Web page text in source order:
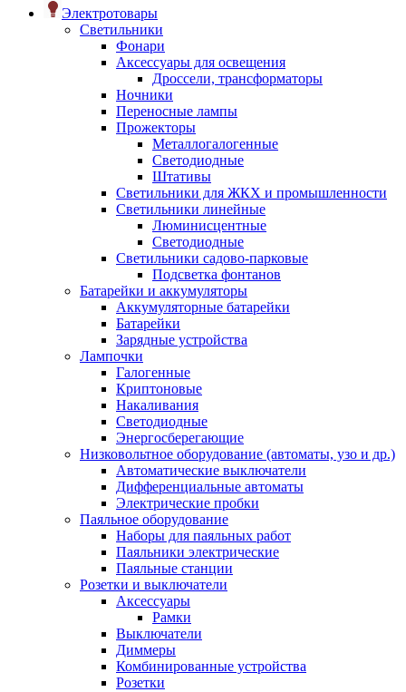
Электротовары
Светильники
Фонари
Аксессуары для освещения
Дроссели, трансформаторы
Ночники
Переносные лампы
Прожекторы
Металлогалогенные
Светодиодные
Штативы
Светильники для ЖКХ и промышленности
Светильники линейные
Люминисцентные
Светодиодные
Светильники садово-парковые
Подсветка фонтанов
Батарейки и аккумуляторы
Аккумуляторные батарейки
Батарейки
Зарядные устройства
Лампочки
Галогенные
Криптоновые
Накаливания
Светодиодные
Энергосберегающие
Низковольтное оборудование (автоматы, узо и др.)
Автоматические выключатели
Дифференциальные автоматы
Электрические пробки
Паяльное оборудование
Наборы для паяльных работ
Паяльники электрические
Паяльные станции
Розетки и выключатели
Аксессуары
Рамки
Выключатели
Диммеры
Комбинированные устройства
Розетки